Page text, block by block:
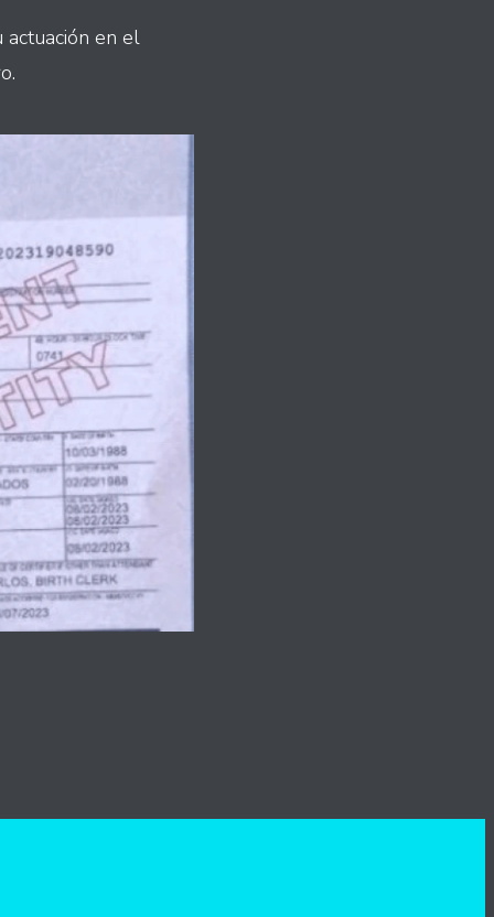
actuación en el